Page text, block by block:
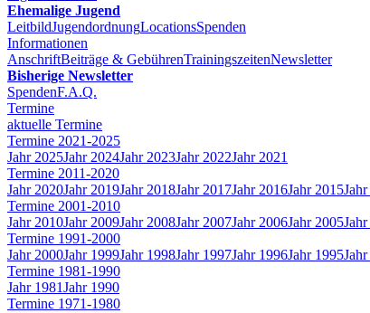
Ehemalige Jugend
LeitbildJugendordnungLocationsSpenden
Informationen
AnschriftBeiträge & GebührenTrainingszeitenNewsletter
Bisherige Newsletter
SpendenF.A.Q.
Termine
aktuelle Termine
Termine 2021-2025
Jahr 2025Jahr 2024Jahr 2023Jahr 2022Jahr 2021
Termine 2011-2020
Jahr 2020Jahr 2019Jahr 2018Jahr 2017Jahr 2016Jahr 2015
Termine 2001-2010
Jahr 2010Jahr 2009Jahr 2008Jahr 2007Jahr 2006Jahr 2005
Termine 1991-2000
Jahr 2000Jahr 1999Jahr 1998Jahr 1997Jahr 1996Jahr 1995
Termine 1981-1990
Jahr 1981Jahr 1990
Termine 1971-1980